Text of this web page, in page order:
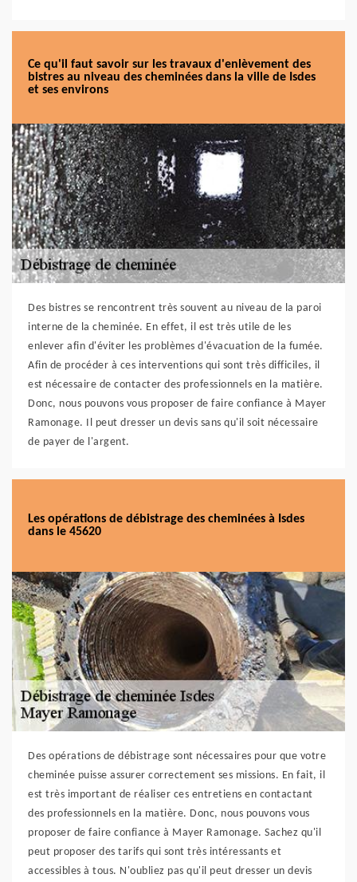
Ce qu'il faut savoir sur les travaux d'enlèvement des
bistres au niveau des cheminées dans la ville de Isdes
et ses environs
Des bistres se rencontrent très souvent au niveau de la paroi
interne de la cheminée. En effet, il est très utile de les
enlever afin d'éviter les problèmes d'évacuation de la fumée.
Afin de procéder à ces interventions qui sont très difficiles, il
est nécessaire de contacter des professionnels en la matière.
Donc, nous pouvons vous proposer de faire confiance à Mayer
Ramonage. Il peut dresser un devis sans qu'il soit nécessaire
de payer de l'argent.
Les opérations de débistrage des cheminées à Isdes
dans le 45620
Des opérations de débistrage sont nécessaires pour que votre
cheminée puisse assurer correctement ses missions. En fait, il
est très important de réaliser ces entretiens en contactant
des professionnels en la matière. Donc, nous pouvons vous
proposer de faire confiance à Mayer Ramonage. Sachez qu'il
peut proposer des tarifs qui sont très intéressants et
accessibles à tous. N'oubliez pas qu'il peut dresser un devis